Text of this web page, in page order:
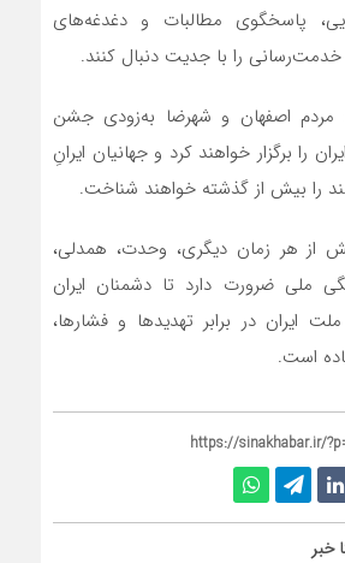
پاسخگوی مطالبات و دغدغه‌های
را با جدیت دنبال کنند.
مردم اصفهان و شهرضا به‌زودی جشن
را برگزار خواهند کرد و جهانیان ایرانِ
را بیش از گذشته خواهند شناخت.
از هر زمان دیگری، وحدت، همدلی،
ملی ضرورت دارد تا دشمنان ایران
ایران در برابر تهدید‌ها و فشارها،
است.
https://sinakhabar.ir/
خبر